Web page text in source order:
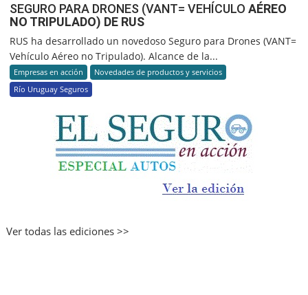
SEGURO PARA DRONES (VANT= VEHÍCULOAÉREO
NO TRIPULADO) DE RUS
RUS ha desarrollado un novedoso Seguro para Drones (VANT=
Vehículo Aéreo no Tripulado). Alcance de la...
Empresas en acción
Novedades de productos y servicios
Río Uruguay Seguros
Ver todas las ediciones >>